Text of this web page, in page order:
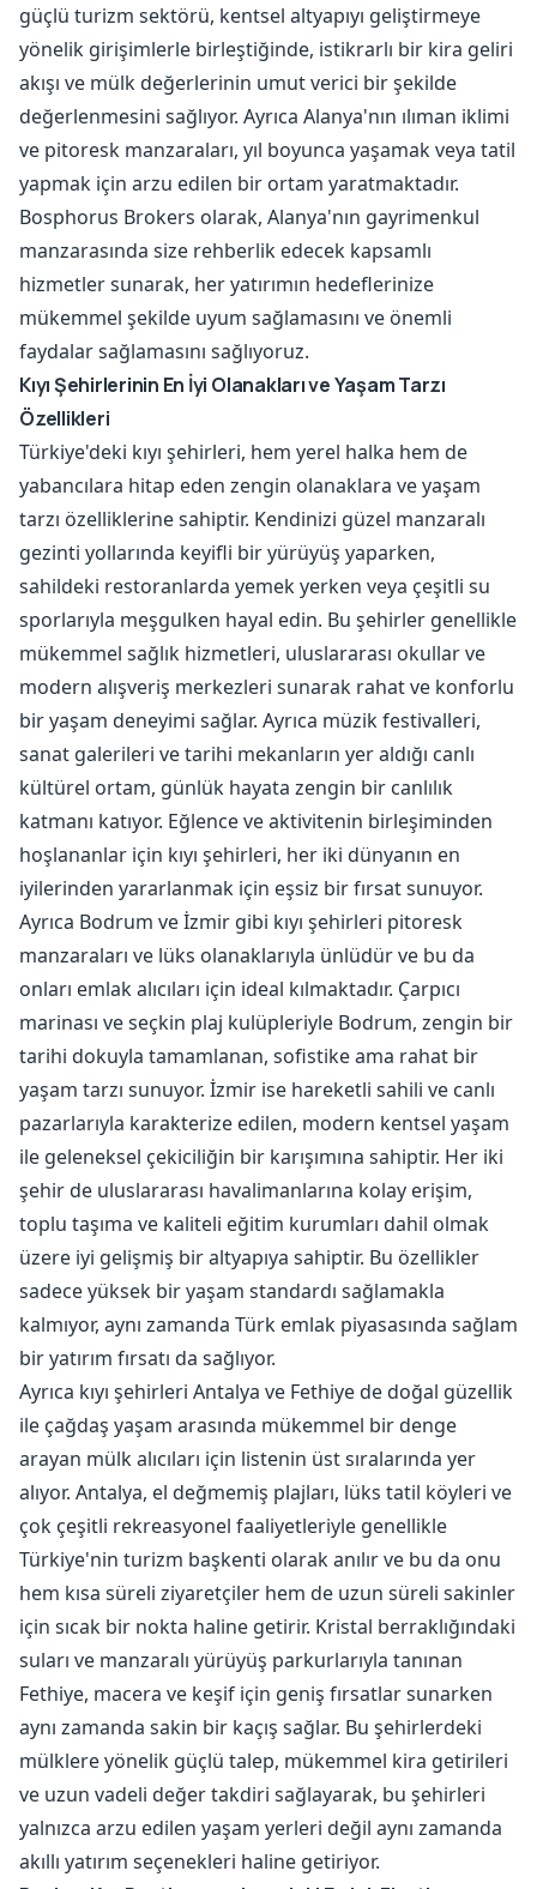
güçlü turizm sektörü, kentsel altyapıyı geliştirmeye
yönelik girişimlerle birleştiğinde, istikrarlı bir kira geliri
akışı ve mülk değerlerinin umut verici bir şekilde
değerlenmesini sağlıyor. Ayrıca Alanya'nın ılıman iklimi
ve pitoresk manzaraları, yıl boyunca yaşamak veya tatil
yapmak için arzu edilen bir ortam yaratmaktadır.
Bosphorus Brokers olarak, Alanya'nın gayrimenkul
manzarasında size rehberlik edecek kapsamlı
hizmetler sunarak, her yatırımın hedeflerinize
mükemmel şekilde uyum sağlamasını ve önemli
faydalar sağlamasını sağlıyoruz.
Kıyı Şehirlerinin En İyi Olanakları ve Yaşam Tarzı
Özellikleri
Türkiye'deki kıyı şehirleri, hem yerel halka hem de
yabancılara hitap eden zengin olanaklara ve yaşam
tarzı özelliklerine sahiptir. Kendinizi güzel manzaralı
gezinti yollarında keyifli bir yürüyüş yaparken,
sahildeki restoranlarda yemek yerken veya çeşitli su
sporlarıyla meşgulken hayal edin. Bu şehirler genellikle
mükemmel sağlık hizmetleri, uluslararası okullar ve
modern alışveriş merkezleri sunarak rahat ve konforlu
bir yaşam deneyimi sağlar. Ayrıca müzik festivalleri,
sanat galerileri ve tarihi mekanların yer aldığı canlı
kültürel ortam, günlük hayata zengin bir canlılık
katmanı katıyor. Eğlence ve aktivitenin birleşiminden
hoşlananlar için kıyı şehirleri, her iki dünyanın en
iyilerinden yararlanmak için eşsiz bir fırsat sunuyor.
Ayrıca Bodrum ve İzmir gibi kıyı şehirleri pitoresk
manzaraları ve lüks olanaklarıyla ünlüdür ve bu da
onları emlak alıcıları için ideal kılmaktadır. Çarpıcı
marinası ve seçkin plaj kulüpleriyle Bodrum, zengin bir
tarihi dokuyla tamamlanan, sofistike ama rahat bir
yaşam tarzı sunuyor. İzmir ise hareketli sahili ve canlı
pazarlarıyla karakterize edilen, modern kentsel yaşam
ile geleneksel çekiciliğin bir karışımına sahiptir. Her iki
şehir de uluslararası havalimanlarına kolay erişim,
toplu taşıma ve kaliteli eğitim kurumları dahil olmak
üzere iyi gelişmiş bir altyapıya sahiptir. Bu özellikler
sadece yüksek bir yaşam standardı sağlamakla
kalmıyor, aynı zamanda Türk emlak piyasasında sağlam
bir yatırım fırsatı da sağlıyor.
Ayrıca kıyı şehirleri Antalya ve Fethiye de doğal güzellik
ile çağdaş yaşam arasında mükemmel bir denge
arayan mülk alıcıları için listenin üst sıralarında yer
alıyor. Antalya, el değmemiş plajları, lüks tatil köyleri ve
çok çeşitli rekreasyonel faaliyetleriyle genellikle
Türkiye'nin turizm başkenti olarak anılır ve bu da onu
hem kısa süreli ziyaretçiler hem de uzun süreli sakinler
için sıcak bir nokta haline getirir. Kristal berraklığındaki
suları ve manzaralı yürüyüş parkurlarıyla tanınan
Fethiye, macera ve keşif için geniş fırsatlar sunarken
aynı zamanda sakin bir kaçış sağlar. Bu şehirlerdeki
mülklere yönelik güçlü talep, mükemmel kira getirileri
ve uzun vadeli değer takdiri sağlayarak, bu şehirleri
yalnızca arzu edilen yaşam yerleri değil aynı zamanda
akıllı yatırım seçenekleri haline getiriyor.